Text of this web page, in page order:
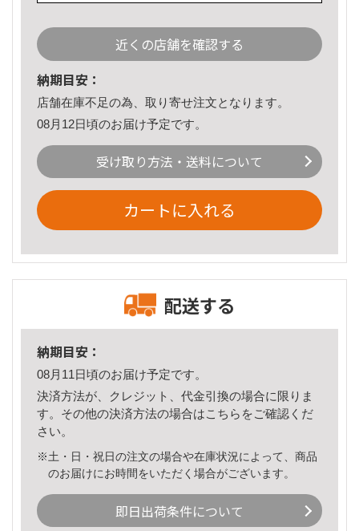
近くの店舗を確認する
納期目安：
店舗在庫不足の為、取り寄せ注文となります。
08月12日頃のお届け予定です。
受け取り方法・送料について
カートに入れる
配送する
納期目安：
08月11日頃のお届け予定です。
決済方法が、クレジット、代金引換の場合に限りま
す。その他の決済方法の場合はこちら をご確認くだ
さい。
※土・日・祝日の注文の場合や在庫状況によって、商品
のお届けにお時間をいただく場合がございます。
即日出荷条件について